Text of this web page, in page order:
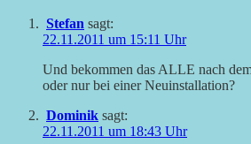
Stefan sagt:
22.11.2011 um 15:11 Uhr
Und bekommen das ALLE nach
oder nur bei einer Neuinstallation?
Dominik sagt:
22.11.2011 um 18:43 Uhr